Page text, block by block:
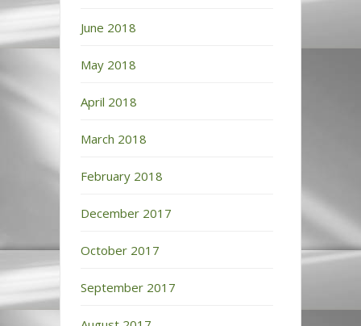
June 2018
May 2018
April 2018
March 2018
February 2018
December 2017
October 2017
September 2017